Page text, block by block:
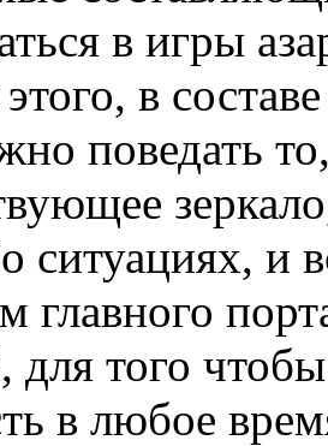
в игры
в
поведать
ситуациях, и
главного
того
в любое